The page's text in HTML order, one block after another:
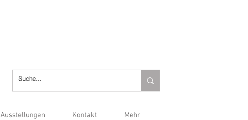
Ausstellungen Kontakt Mehr